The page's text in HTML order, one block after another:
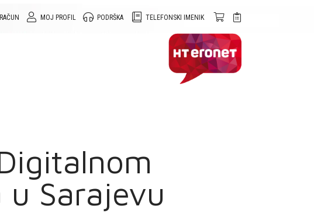
TELEFONSKI IMENIK
PODRŠKA
MOJ PROFIL
Sarajevu